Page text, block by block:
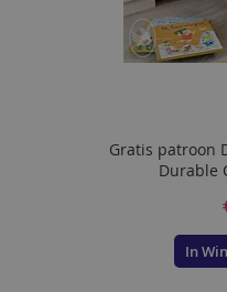
Gratis patroon
Durable
In